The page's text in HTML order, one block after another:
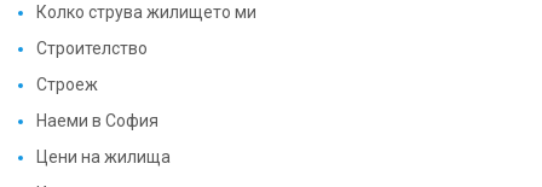
Колко струва жилището ми
Строителство
Строеж
Наеми в София
Цени на жилища